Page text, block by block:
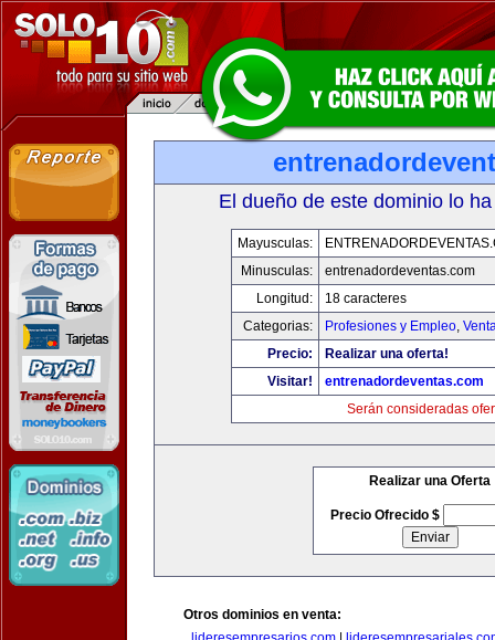
El dueño de este dominio lo
Mayusculas:
Minusculas:
entrenadordeventas.com
Longitud:
18 caracteres
Categorias:
Profesiones y Empleo,
Precio:
Realizar una oferta!
Visitar!
entrenadordeventas.com
Serán consideradas
Realizar una Oferta
Precio Ofrecido $
Otros dominios en venta: